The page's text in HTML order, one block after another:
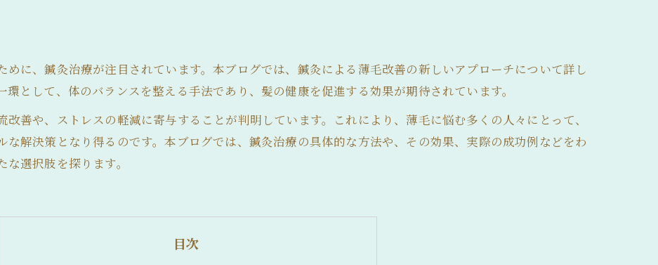
に、鍼灸治療が注目されています。本ブログでは、鍼灸による薄毛改善の新しいアプローチについて詳し
として、体のバランスを整える手法であり、髪の健康を促進する効果が期待されています。
善や、ストレスの軽減に寄与することが判明しています。これにより、薄毛に悩む多くの人々にとって、
解決策となり得るのです。本ブログでは、鍼灸治療の具体的な方法や、その効果、実際の成功例などをわ
選択肢を探ります。
目次